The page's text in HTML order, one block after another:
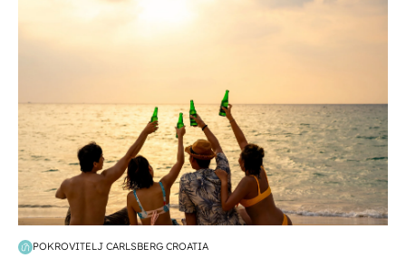
POKROVITELJ CARLSBERG CROATIA